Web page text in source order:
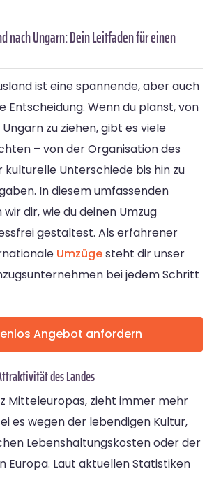
nach Ungarn: Dein Leitfaden für einen
ist eine spannende, aber auch
Entscheidung. Wenn du planst, von
zu ziehen, gibt es viele
– von der Organisation des
Unterschiede bis hin zu
In diesem umfassenden
dir, wie du deinen Umzug
gestaltest. Als erfahrener
Umzügesteht dir unser
bei jedem Schritt
Angebot anfordern
des Landes
Mitteleuropas, zieht immer mehr
es wegen der lebendigen Kultur,
Lebenshaltungskosten oder der
Europa. Laut aktuellen Statistiken